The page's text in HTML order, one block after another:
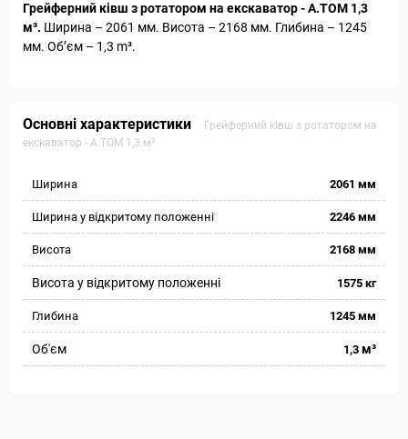
Грейферний ківш з ротатором на екскаватор - А.ТОМ 1,3
м³. Ширина – 2061 мм. Висота – 2168 мм. Глибина – 1245
мм. Об’єм – 1,3 m³.
Основні характеристики
Грейферний ківш з ротатором на
екскаватор - А.ТОМ 1,3 м³
Ширина 2061 мм
Ширина у відкритому положенні 2246 мм
Висота 2168 мм
Висота у відкритому положенні 1575 кг
Глибина 1245 мм
Об'єм 1,3 м³